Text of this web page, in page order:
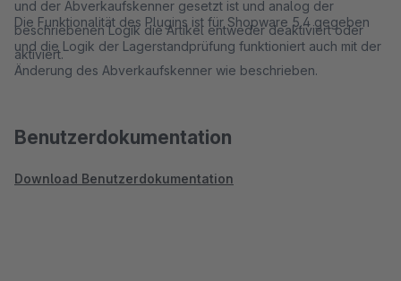
Die Funktionalität des Plugins ist für Shopware 5.4 gegeben
und die Logik der Lagerstandprüfung funktioniert auch mit der
Änderung des Abverkaufskenner wie beschrieben.
und der Abverkaufskenner gesetzt ist und analog der
beschriebenen Logik die Artikel entweder deaktiviert oder
aktiviert.
Benutzerdokumentation
Download Benutzerdokumentation